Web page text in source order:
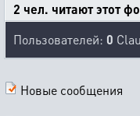
2 чел. читают этот
Пользователей: 0
Новые сообщения